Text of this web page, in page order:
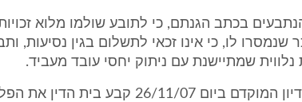
בכתב הגנתם, כי לתובע שולמו מלוא
לו, כי אינו זכאי לתשלום בגין נסיעות,
נלווית שמתיישנת עם ניתוק יחסי עובד מעביד.
4. בישיבת הדיון המוקדם ביום 26/11/07